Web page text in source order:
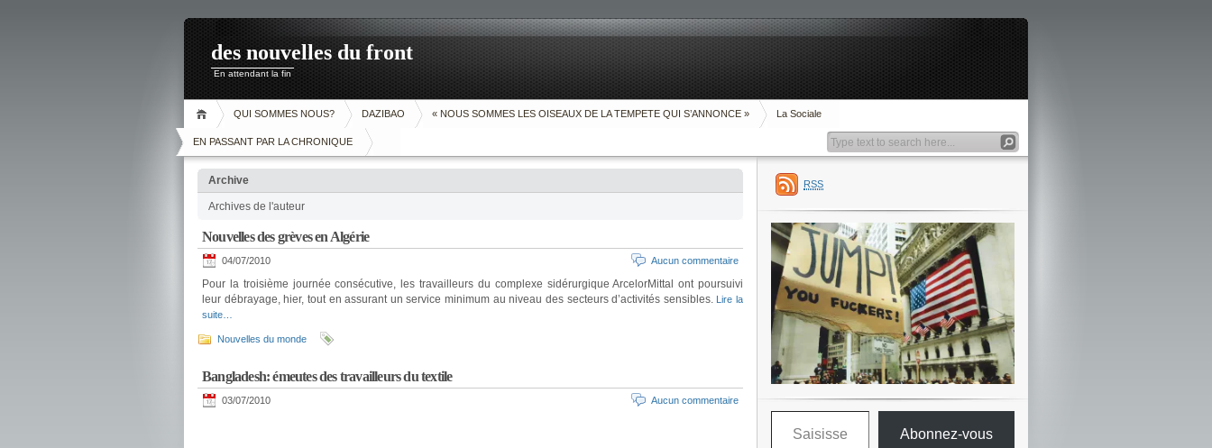
des nouvelles du front
En attendant la fin
QUI SOMMES NOUS? DAZIBAO « NOUS SOMMES LES OISEAUX DE LA TEMPETE QUI S’ANNONCE » La Sociale
EN PASSANT PAR LA CHRONIQUE
Archive
Archives de l'auteur
Nouvelles des grèves en Algérie
04/07/2010 Aucun commentaire
Pour la troisième journée consécutive, les travailleurs du complexe sidérurgique ArcelorMittal ont poursuivi
leur débrayage, hier, tout en assurant un service minimum au niveau des secteurs d’activités sensibles. Lire la
suite…
Nouvelles du monde
Bangladesh: émeutes des travailleurs du textile
03/07/2010 Aucun commentaire
RSS
Saisissez votre adresse e-mail…
Abonnez-vous